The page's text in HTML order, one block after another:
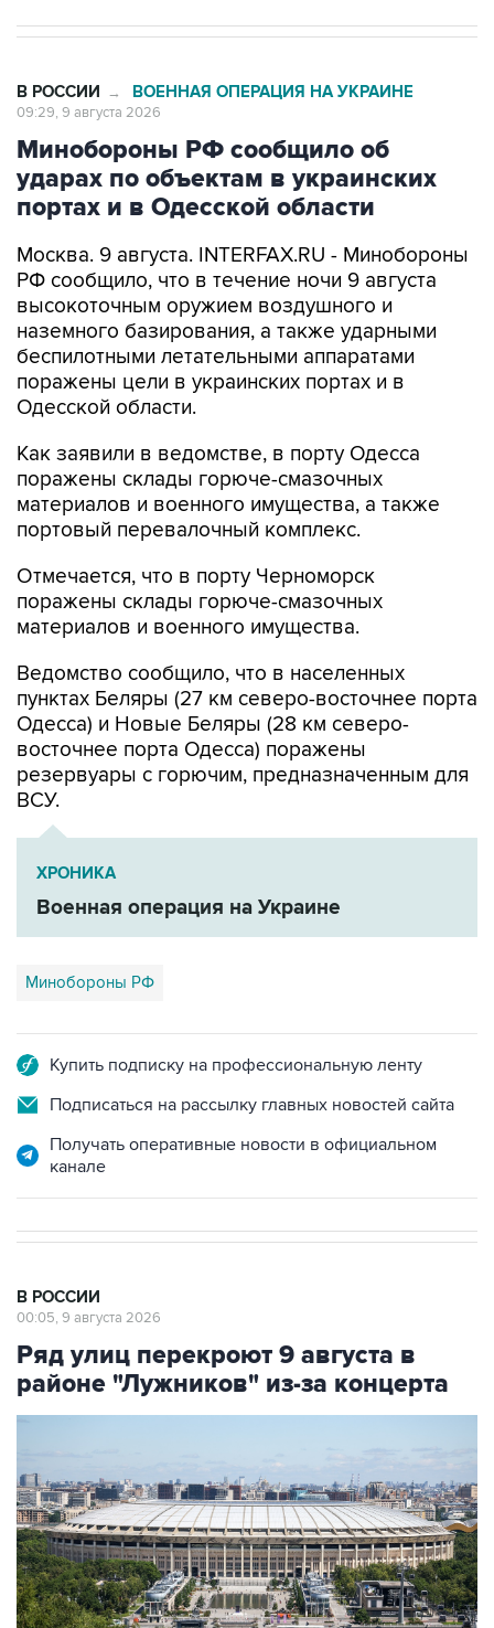
В РОССИИ → ВОЕННАЯ ОПЕРАЦИЯ НА УКРАИНЕ
09:29, 9 августа 2026
Минобороны РФ сообщило об
ударах по объектам в украинских
портах и в Одесской области
Москва. 9 августа. INTERFAX.RU - Минобороны
РФ сообщило, что в течение ночи 9 августа
высокоточным оружием воздушного и
наземного базирования, а также ударными
беспилотными летательными аппаратами
поражены цели в украинских портах и в
Одесской области.
Как заявили в ведомстве, в порту Одесса
поражены склады горюче-смазочных
материалов и военного имущества, а также
портовый перевалочный комплекс.
Отмечается, что в порту Черноморск
поражены склады горюче-смазочных
материалов и военного имущества.
Ведомство сообщило, что в населенных
пунктах Беляры (27 км северо-восточнее порта
Одесса) и Новые Беляры (28 км северо-
восточнее порта Одесса) поражены
резервуары с горючим, предназначенным для
ВСУ.
ХРОНИКА
Военная операция на Украине
Минобороны РФ
Купить подписку на профессиональную ленту
Подписаться на рассылку главных новостей сайта
Получать оперативные новости в официальном
канале
В РОССИИ
00:05, 9 августа 2026
Ряд улиц перекроют 9 августа в
районе "Лужников" из-за концерта